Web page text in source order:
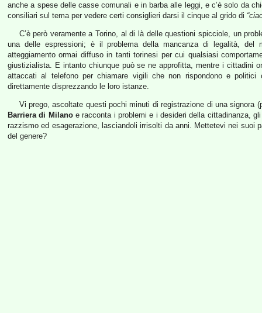
anche a spese delle casse comunali e in barba alle leggi, e c’è solo da
consiliari sul tema per vedere certi consiglieri darsi il cinque al grido di
C’è però veramente a Torino, al di là delle questioni spicciole, un
una delle espressioni; è il problema della mancanza di legalità,
atteggiamento ormai diffuso in tanti torinesi per cui qualsiasi
giustizialista. E intanto chiunque può se ne approfitta, mentre i cittadini
attaccati al telefono per chiamare vigili che non rispondono e politici
direttamente disprezzando le loro istanze.
Vi prego, ascoltate questi pochi minuti di registrazione di una signora
Barriera di Milanoe racconta i problemi e i desideri della cittadinanza,
razzismo ed esagerazione, lasciandoli irrisolti da anni. Mettetevi nei suoi
del genere?